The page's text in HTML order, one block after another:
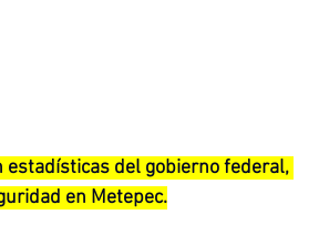
estadísticas del gobierno federal,
en Metepec.